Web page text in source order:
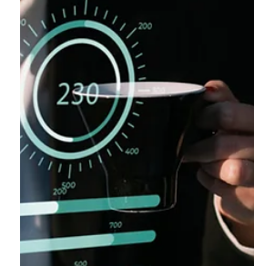
Equipe Asten
28 de jul. de 2025
2 min de
Por que automatizar